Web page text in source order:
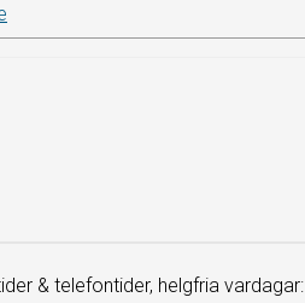
& telefontider, helgfria vardagar: